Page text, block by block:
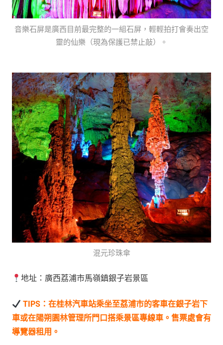
音樂石屏是廣西目前最完整的一組石屏，輕輕拍打會奏出空
靈的仙樂（現為保護已禁止敲）。
混元珍珠傘
地址：廣西荔浦市馬嶺鎮銀子岩景區
TIPS：在桂林汽車站乘坐至荔浦市的客車在銀子岩下
車或在陽朔園林管理所門口搭乘景區專線車。售票處會有
導覽器租用。